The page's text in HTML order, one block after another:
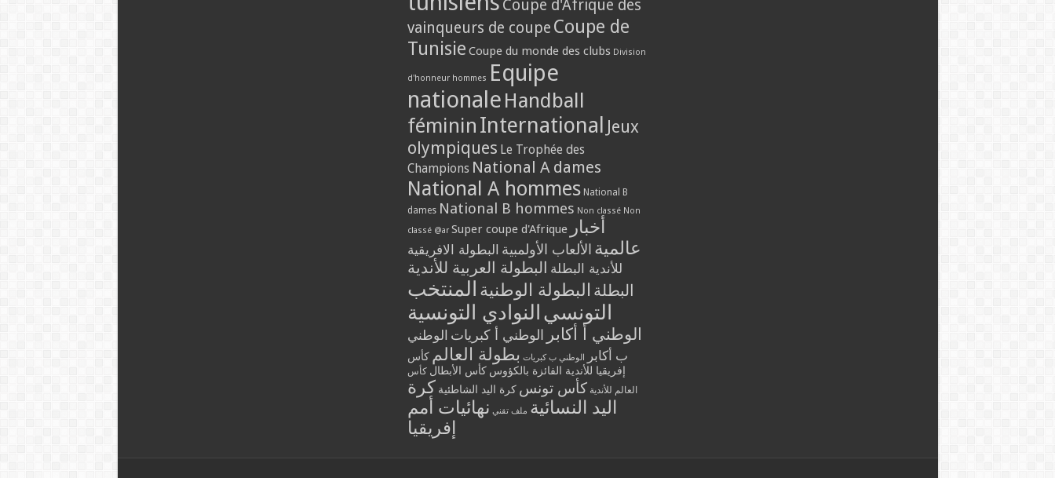
Coupe d'Afrique des
vainqueurs de coupe Coupe de
Tunisie Coupe du monde des clubs Division
d'honneur hommes Equipe
nationale Handball
féminin International Jeux
olympiques Le Trophée des
Champions National A dames
National A hommes National B
dames National B hommes Non classé Non
classé @ar Super coupe d'Afrique أخبار
عالمية الألعاب الأولمبية البطولة الافريقية
للأندية البطلة البطولة العربية للأندية
البطلة البطولة الوطنية المنتخب
التونسي النوادي التونسية
الوطني أ أكابر الوطني أ كبريات الوطني
ب أكابر
الوطني ب كبريات بطولة العالم كأس
إفريقيا للأندية الفائزة بالكؤوس كأس الأبطال كأس
العالم للأندية كأس تونس كرة اليد الشاطئية كرة
اليد النسائية ملف تقني نهائيات أمم
إفريقيا